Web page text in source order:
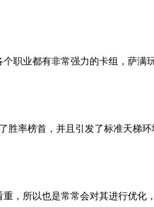
职业都有非常强力的卡组，萨
率榜首，并且引发了标准天梯
，所以也是常常会对其进行优化